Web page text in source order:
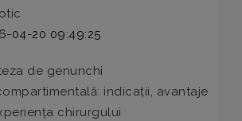
04-20 09:49:25
de genunchi
indicații, avantaje
chirurgului